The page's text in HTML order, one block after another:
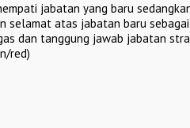
jabatan yang baru
atas jabatan baru
dan tanggung jawab jabatan
red)